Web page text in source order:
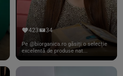
423 34
Pe @biorganica.ro găsiți o selecție
excelentă de produse nat...